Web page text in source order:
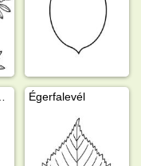
Égerfalevél